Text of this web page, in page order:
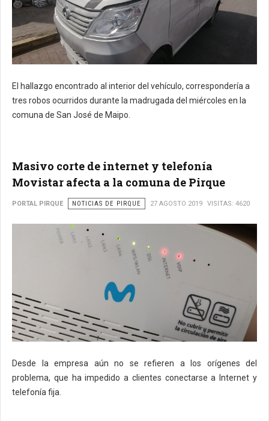
El hallazgo encontrado al interior del vehículo, correspondería a
tres robos ocurridos durante la madrugada del miércoles en la
comuna de San José de Maipo.
Masivo corte de internet y telefonía
Movistar afecta a la comuna de Pirque
PORTAL PIRQUE NOTICIAS DE PIRQUE 27 AGOSTO 2019 VISITAS: 4620
Desde la empresa aún no se refieren a los orígenes del
problema, que ha impedido a clientes conectarse a Internet y
telefonía fija.